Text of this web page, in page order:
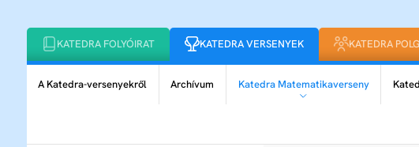
KATEDRA FOLYÓIRAT KATEDRA VERSENYEK KATEDRA
A Katedra-versenyekről Archívum Katedra Matematikaverseny